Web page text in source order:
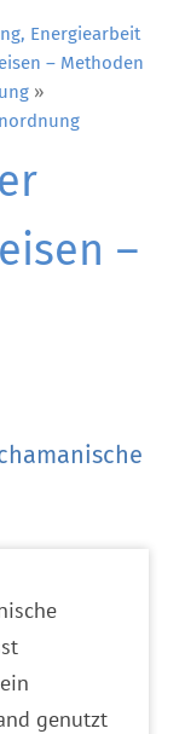
Energiearbeit
– Methoden
»
–
genutzt